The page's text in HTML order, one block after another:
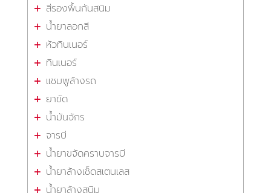
สีรองพื้นกันสนิม
น้ำยาลอกสี
หัวทินเนอร์
ทินเนอร์
แชมพูล้างรถ
ยาขัด
น้ำมันจักร
จารบี
น้ำยาขจัดคราบจารบี
น้ำยาล้างเช็ดสเตนเลส
น้ำยาล้างสนิม